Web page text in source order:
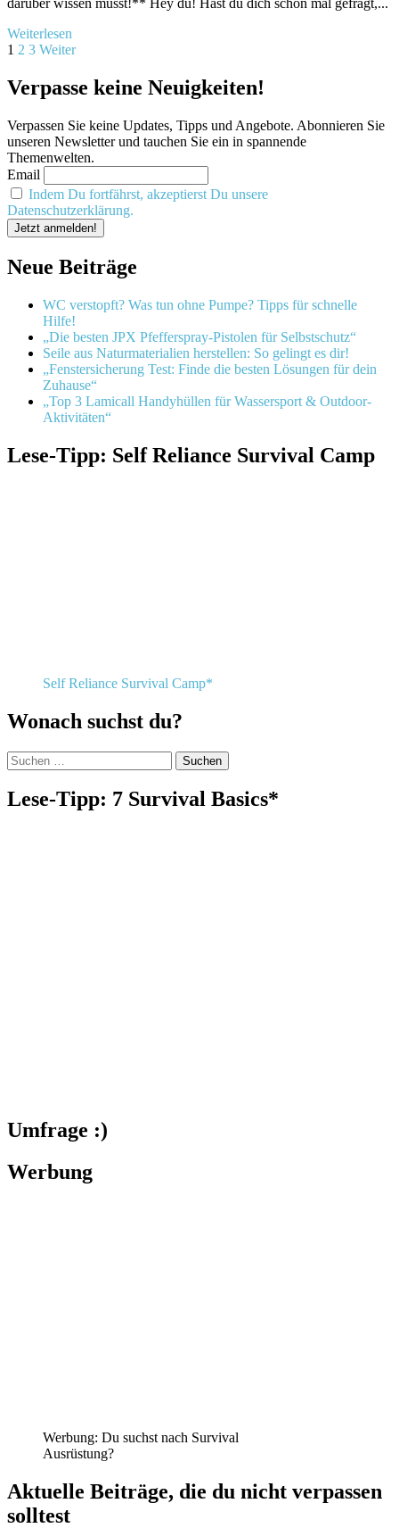
darüber ‍wissen⁤ musst!** Hey du! Hast du dich schon mal gefragt,...
Weiterlesen
Informationen
lange
Krätzmilben
auf
Polstern?
was
du
darüber
wissen
musst!
Seitennummerierung
der
Beiträge
1 2 3 Weiter
Verpasse keine Neuigkeiten!
Verpassen Sie keine Updates, Tipps und Angebote. Abonnieren Sie
unseren Newsletter und tauchen Sie ein in spannende
Themenwelten.
Email
Indem Du fortfährst, akzeptierst Du unsere
Datenschutzerklärung.
Neue Beiträge
WC verstopft? Was tun ohne Pumpe? Tipps für schnelle
Hilfe!
„Die besten JPX Pfefferspray-Pistolen für Selbstschutz“
Seile aus Naturmaterialien herstellen: So gelingt es dir!
„Fenstersicherung Test: Finde die besten Lösungen für dein
Zuhause“
„Top 3 Lamicall Handyhüllen für Wassersport & Outdoor-
Aktivitäten“
Lese-Tipp: Self Reliance Survival Camp
Self Reliance Survival Camp*
Wonach suchst du?
Suchen
nach:
Lese-Tipp: 7 Survival Basics*
Umfrage :)
Werbung
Werbung: Du suchst nach Survival
Ausrüstung?
Aktuelle Beiträge, die du nicht verpassen
solltest